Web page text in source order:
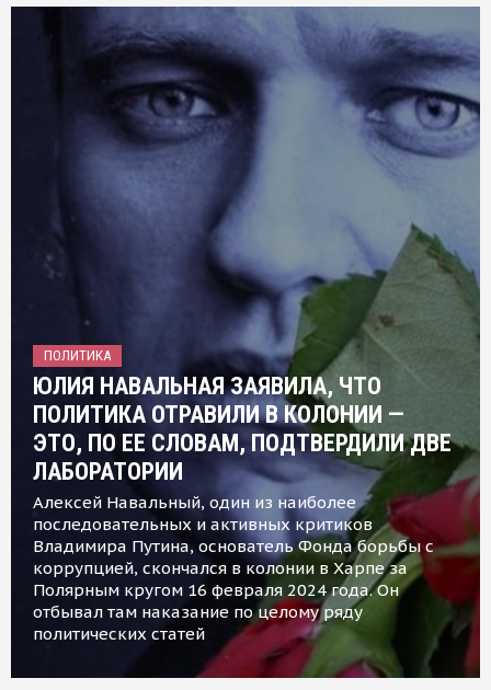
ПОЛИТИКА
ЮЛИЯ НАВАЛЬНАЯ ЗАЯВИЛА, ЧТО
ПОЛИТИКА ОТРАВИЛИ В КОЛОНИИ —
ЭТО, ПО ЕЕ СЛОВАМ, ПОДТВЕРДИЛИ ДВЕ
ЛАБОРАТОРИИ
Алексей Навальный, один из наиболее
последовательных и активных критиков
Владимира Путина, основатель Фонда борьбы с
коррупцией, скончался в колонии в Харпе за
Полярным кругом 16 февраля 2024 года. Он
отбывал там наказание по целому ряду
политических статей